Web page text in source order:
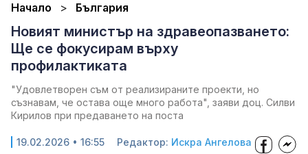
Начало България
Новият министър на здравеопазването:
Ще се фокусирам върху
профилактиката
"Удовлетворен съм от реализираните проекти, но
съзнавам, че остава още много работа", заяви доц. Силви
Кирилов при предаването на поста
19.02.2026 • 16:55 Редактор: Искра Ангелова